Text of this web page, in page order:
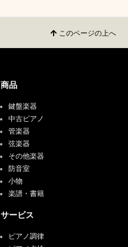
このページの上へ
商品
鍵盤楽器
中古ピアノ
管楽器
弦楽器
その他楽器
防音室
小物
楽譜・書籍
サービス
ピアノ調律